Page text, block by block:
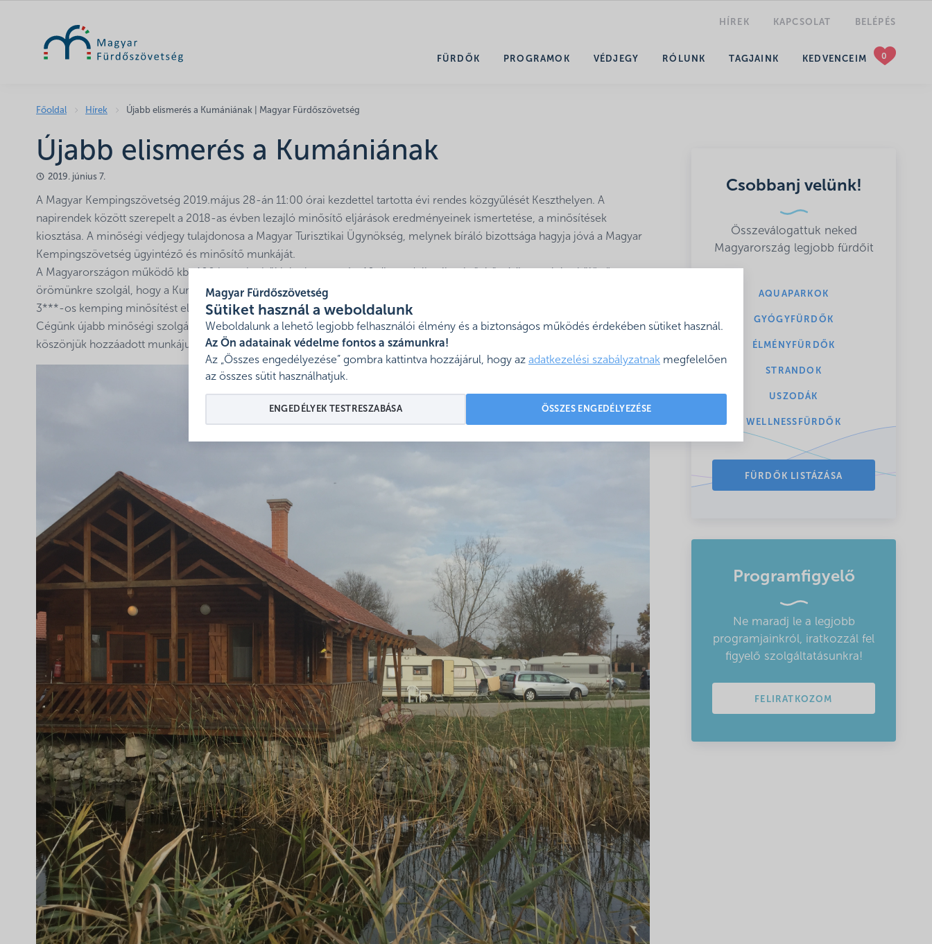
Magyar Fürdőszövetség
Sütiket használ a weboldalunk
Weboldalunk a lehető legjobb felhasználói élmény és a biztonságos működés érdekében sütiket használ.
Az Ön adatainak védelme fontos a számunkra!
Az „Összes engedélyezése” gombra kattintva hozzájárul, hogy az adatkezelési szabályzatnak megfelelően
az összes sütit használhatjuk.
ÖSSZES ENGEDÉLYEZÉSE
ENGEDÉLYEK TESTRESZABÁSA
HÍREK KAPCSOLAT BELÉPÉS
FÜRDŐK PROGRAMOK VÉDJEGY RÓLUNK TAGJAINK KEDVENCEIM
Főoldal Hírek Újabb elismerés a Kumániának | Magyar Fürdőszövetség
Újabb elismerés a Kumániának
2019. június 7.
A Magyar Kempingszövetség 2019.május 28-án 11:00 órai kezdettel tartotta évi rendes közgyűlését Keszthelyen. A
napirendek között szerepelt a 2018-as évben lezajló minősítő eljárások eredményeinek ismertetése, a minősítések
kiosztása. A minőségi védjegy tulajdonosa a Magyar Turisztikai Ügynökség, melynek bíráló bizottsága hagyja jóvá a Magyar
Kempingszövetség ügyintéző és minősítő munkáját.
A Magyarországon működő kb. 400 kempingből jelenleg csupán 40 db rendelkezik minősítő védjeggyel, így különösen
örömünkre szolgál, hogy a Kumánia Kempinget képviselve Csörgő Gina és Stumpf Györgyi ezen alkalommal átvehette a
3***-os kemping minősítést elismerő Minőségi Tanúsító Védjegyet.
Cégünk újabb minőségi szolgáltatást elismerő díjához ezúton is gratulálunk a Kumánia minden érintett dolgozójának,
köszönjük hozzáadott munkájukat.
Csobbanj velünk!
Összeválogattuk neked
Magyarország legjobb fürdőit
AQUAPARKOK
GYÓGYFÜRDŐK
ÉLMÉNYFÜRDŐK
STRANDOK
USZODÁK
WELLNESSFÜRDŐK
FÜRDŐK LISTÁZÁSA
Programfigyelő
Ne maradj le a legjobb
programjainkról, iratkozzál fel
figyelő szolgáltatásunkra!
FELIRATKOZOM